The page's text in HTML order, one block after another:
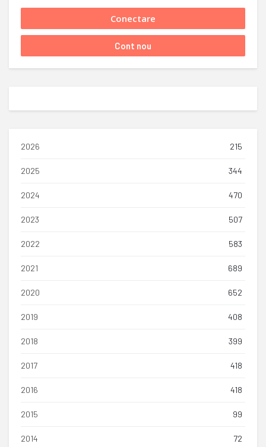
2026 215
2025 344
2024 470
2023 507
2022 583
2021 689
2020 652
2019 408
2018 399
2017 418
2016 418
2015 99
2014 72